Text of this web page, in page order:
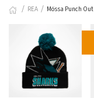
REA Mössa Punch Out